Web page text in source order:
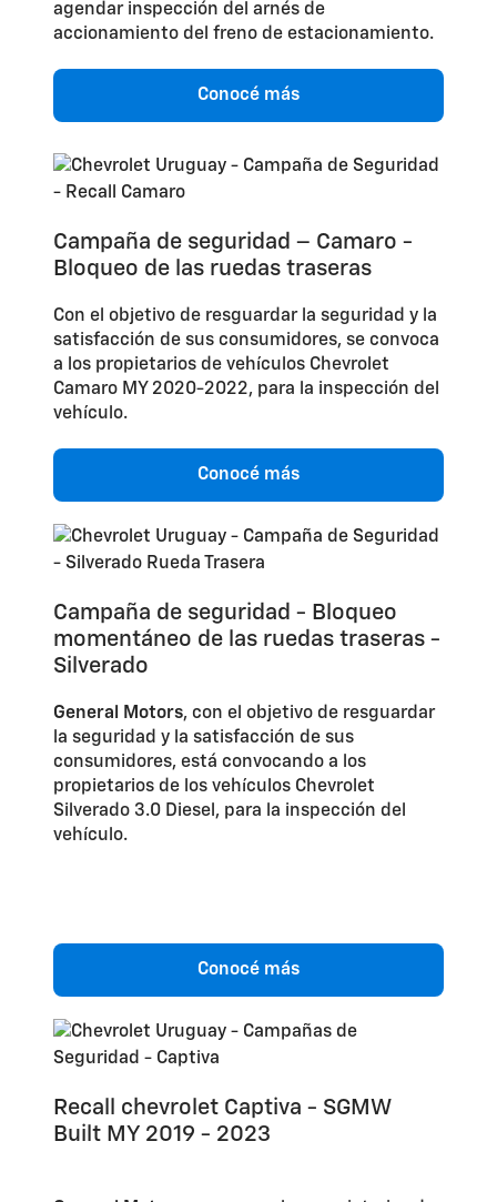
agendar inspección del arnés de
accionamiento del freno de estacionamiento.
Conocé más
Campaña de seguridad – Camaro -
Bloqueo de las ruedas traseras
Con el objetivo de resguardar la seguridad y la
satisfacción de sus consumidores, se convoca
a los propietarios de vehículos Chevrolet
Camaro MY 2020-2022, para la inspección del
vehículo.
Conocé más
Campaña de seguridad - Bloqueo
momentáneo de las ruedas traseras -
Silverado
General Motors, con el objetivo de resguardar
la seguridad y la satisfacción de sus
consumidores, está convocando a los
propietarios de los vehículos Chevrolet
Silverado 3.0 Diesel, para la inspección del
vehículo.
Conocé más
Recall chevrolet Captiva - SGMW
Built MY 2019 - 2023